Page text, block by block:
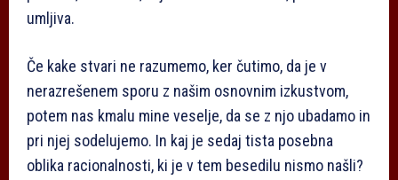
umljiva.
Če kake stvari ne razumemo, ker čutimo, da je v
nerazrešenem sporu z našim osnovnim izkustvom,
potem nas kmalu mine veselje, da se z njo ubadamo in
pri njej sodelujemo. In kaj je sedaj tista posebna
oblika racionalnosti, ki je v tem besedilu nismo našli?